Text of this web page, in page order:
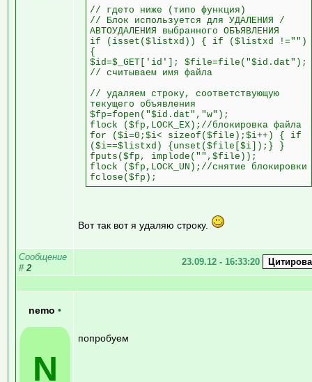
// гдето ниже (типо функция)
// Блок используется для УДАЛЕНИЯ /
АВТОУДАЛЕНИЯ выбранного ОБЪЯВЛЕНИЯ
if (isset($listxd)) { if ($listxd !="")
{
$id=$_GET['id']; $file=file("$id.dat");
// считываем имя файла
// удаляем строку, соответствующую
текущего объявления
$fp=fopen("$id.dat","w");
flock ($fp,LOCK_EX);//блокировка файла
for ($i=0;$i< sizeof($file);$i++) { if
($i==$listxd) {unset($file[$i]);} }
fputs($fp, implode("",$file));
flock ($fp,LOCK_UN);//снятие блокировки
fclose($fp);
Вот так вот я удаляю строку.
Сообщение
# 2
23.09.12 - 16:33:20
nemo •
N
попробуем